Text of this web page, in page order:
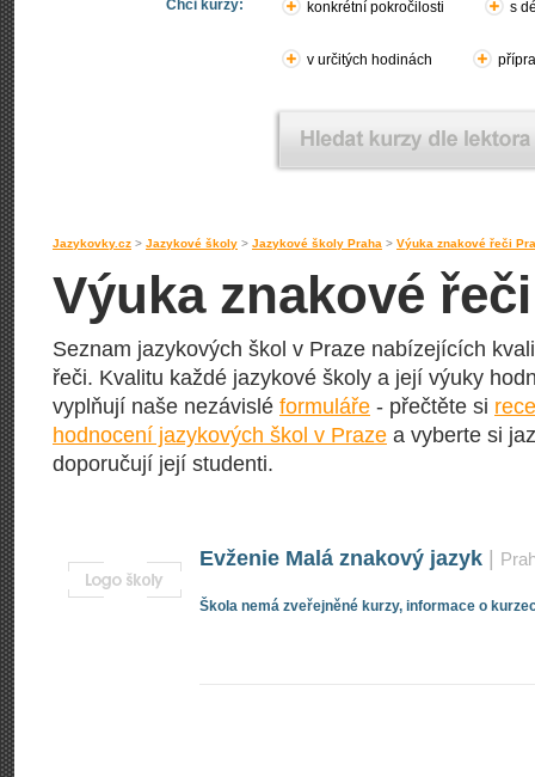
Chci kurzy: konkrétní pokročilosti s
v určitých hodinách
Jazykovky.cz > Jazykové školy > Jazykové školy Praha > Výuka znakové řeči
Výuka znakové
Seznam jazykových škol v Praze nabízejících
řeči. Kvalitu každé jazykové školy a její výuky
vyplňují naše nezávislé formuláře - přečtěte si
hodnocení jazykových škol v Praze a vyberte si
doporučují její studenti.
Evženie Malá znakový jazyk
Škola nemá zveřejněné kurzy, informace o